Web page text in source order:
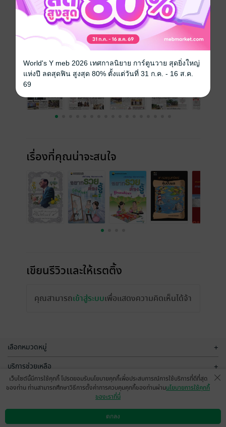
ราคาปก 10 บาท
ฉบับย้อนหลัง ดูทั้งหมด
เรื่องที่คุณน่าจะสนใจ
เขียนรีวิวและให้เรตติ้ง
คุณสามารถเข้าสู่ระบบเพื่อแสดงความคิดเห็นได้จ้า
เลือกหมวดหมู่ +
บริการช่วยเหลือ +
เกี่ยวกับเรา
ดาวน์โหลดแอป วิธีการใช้งาน ติดต่อเรา
เว็บไซต์นี้มีการใช้คุกกี้ โปรดยอมรับนโยบายคุกกี้เพื่อประสบการณ์การใช้บริการที่ดีที่สุด
ของท่าน ท่านสามารถศึกษาวิธีการตั้งค่าการควบคุมคุกกี้ของท่านผ่านนโยบายการใช้คุกกี้
ของเราที่นี่
ตกลง
World's Y meb 2026 เทศกาลนิยาย การ์ตูนวาย สุดยิ่งใหญ่
แห่งปี ลดสุดฟิน สูงสุด 80% ตั้งแต่วันที่ 31 ก.ค. - 16 ส.ค.
69